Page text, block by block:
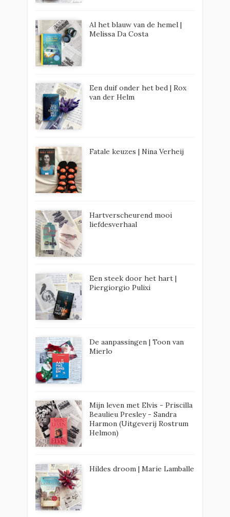
Al het blauw van de hemel |
Melissa Da Costa
Een duif onder het bed | Rox
van der Helm
Fatale keuzes | Nina Verheij
Hartverscheurend mooi
liefdesverhaal
Een steek door het hart |
Piergiorgio Pulixi
De aanpassingen | Toon van
Mierlo
Mijn leven met Elvis - Priscilla
Beaulieu Presley - Sandra
Harmon (Uitgeverij Rostrum
Helmon)
Hildes droom | Marie Lamballe